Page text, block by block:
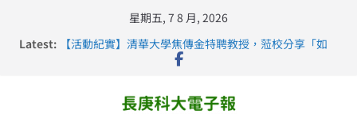
星期五, 7 8 月, 2026
Latest:
【活動紀實】清華大學焦傳金特聘教授，蒞校分享「如
長庚科大連四年穩居《遠見》醫學大學第5名 辦學實力再